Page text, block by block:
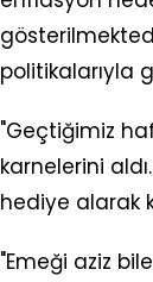
politikalarıyla
"Geçtiğimiz
karnelerini
hediye alarak
"Emeği aziz